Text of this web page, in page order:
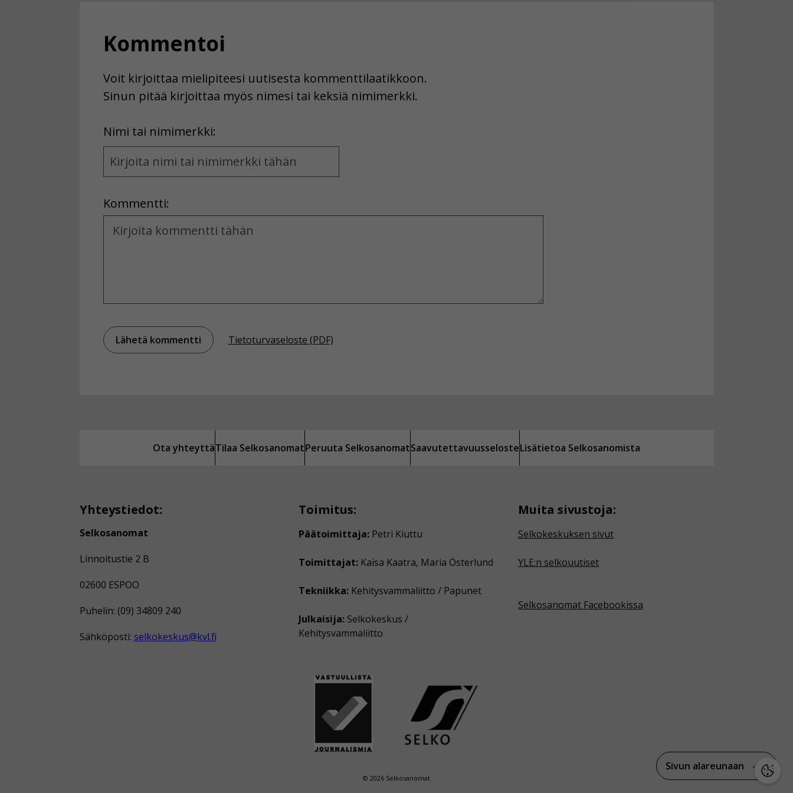
Sivun alareunaan
Kommentoi
Voit kirjoittaa mielipiteesi uutisesta kommenttilaatikkoon.
Sinun pitää kirjoittaa myös nimesi tai keksiä nimimerkki.
Nimi tai nimimerkki:
Name
and
Kommentti:
Kommentti
Tietoturvaseloste (PDF)
Ota yhteyttäTilaa SelkosanomatPeruuta SelkosanomatSaavutettavuusselosteLisätietoa Selkosanomista
Yhteystiedot:
Selkosanomat
Linnoitustie 2 B
02600 ESPOO
Puhelin: (09) 34809 240
Sähköposti: selkokeskus@kvl.fi
Toimitus:
Päätoimittaja: Petri Kiuttu
Toimittajat: Kaisa Kaatra, Maria Österlund
Tekniikka: Kehitysvammaliitto / Papunet
Julkaisija: Selkokeskus /
Kehitysvammaliitto
Muita sivustoja:
Selkokeskuksen sivut
YLE:n selkouutiset
Selkosanomat Facebookissa
© 2026 Selkosanomat